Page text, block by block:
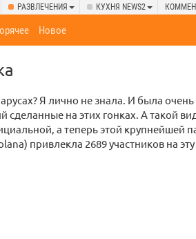
РАЗВЛЕЧЕНИЯ КУХНЯ NEWS2
Новое
Я лично не знала. И была
сделанные на этих гонках. А такой
а теперь этой крупнейшей
привлекла 2689 участников на эту